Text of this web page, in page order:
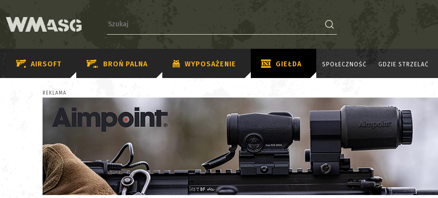
AIRSOFT BROŃ PALNA WYPOSAŻENIE GIEŁDA SPOŁECZNOŚĆ GDZIE STRZELAĆ
REKLAMA